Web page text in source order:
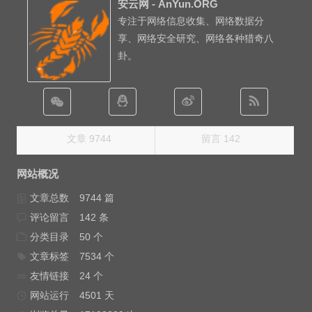
安云网 - AnYun.ORG
专注于网络信息收集、网络数据分
享、网络安全研究、网络各种猎奇八
卦。
文章 9744 留言 142
网站概况
文章总数
9744 篇
评论留言
142 条
分类目录
50 个
文章标签
7534 个
友情链接
24 个
网站运行
4501 天